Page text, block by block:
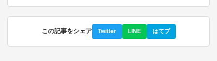
この記事をシェア Twitter LINE はてブ